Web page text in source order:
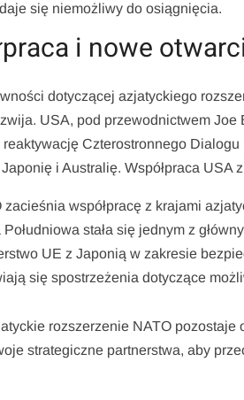
się niemożliwy do osiągnięcia.
i nowe
dotyczącej azjatyckiego
USA, pod przewodnictwem
reaktywację Czterostronnego
i Australię. Współpraca
zacieśnia współpracę z krajami
Południowa stała się jednym z
UE z Japonią w zakresie
się spostrzeżenia dotyczące
rozszerzenie NATO
strategiczne partnerstwa, aby